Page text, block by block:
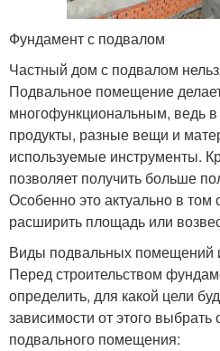
Фундамент с подвалом
Частный дом с подвалом
Подвальное помещение
многофункциональным, ведь
продукты, разные вещи и
используемые инструменты.
позволяет получить больше
Особенно это актуально в том
расширить площадь или
Виды подвальных помещений
Перед строительством
определить, для какой цели
зависимости от этого
подвального помещения: